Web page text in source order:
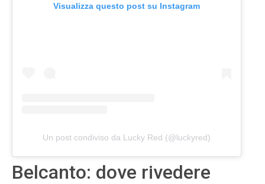
Visualizza questo post su Instagram
Un post condiviso da Lucky Red (@luckyred)
Belcanto: dove rivedere